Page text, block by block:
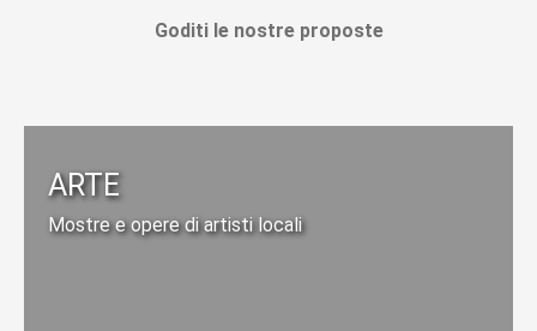
Goditi le nostre proposte
ARTE
Mostre e opere di artisti locali